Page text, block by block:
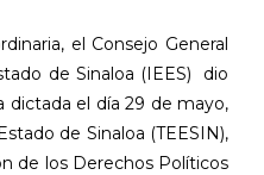
el Consejo General
de Sinaloa (IEES)
dio
dictada el día 29 de mayo,
de Sinaloa (TEESIN),
de los Derechos Políticos